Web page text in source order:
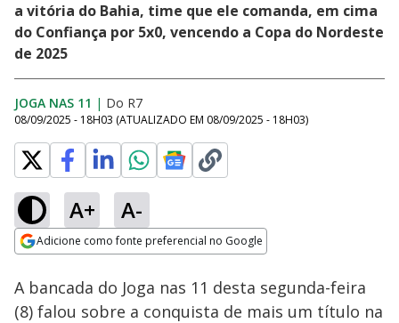
a vitória do Bahia, time que ele comanda, em cima
do Confiança por 5x0, vencendo a Copa do Nordeste
de 2025
JOGA NAS 11 | Do R7
08/09/2025 - 18H03 (ATUALIZADO EM 08/09/2025 - 18H03)
A+ A-
Adicione como fonte preferencial no Google
Ativar
Loaded :
1.00%
A bancada do Joga nas 11 desta segunda-feira
(8) falou sobre a conquista de mais um título na